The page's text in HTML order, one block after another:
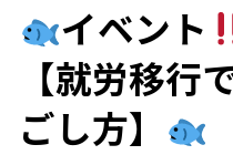
イベント
【就労移行
ごし方】